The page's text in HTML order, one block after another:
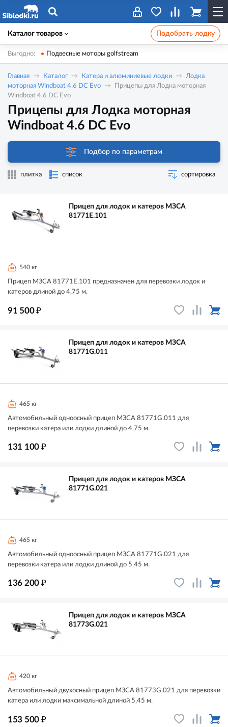
Каталог товаров Подобрать лодку
Выгодно: Подвесные моторы golfstream
Главная Каталог Катера и алюминиевые лодки
Лодка
моторная Windboat 4.6 DC Evo
Прицепы для Лодка моторная
Windboat 4.6 DC Evo
Прицепы для Лодка моторная
Windboat 4.6 DC Evo
Подбор по параметрам
плитка список сортировка
Прицеп для лодок и катеров МЗСА
81771E.101
540 кг
Прицеп МЗСА 81771E.101 предназначен для перевозки лодок и
катеров длиной до 4,75 м.
91 500₽
Прицеп для лодок и катеров МЗСА
81771G.011
465 кг
Автомобильный одноосный прицеп МЗСА 81771G.011 для
перевозки катера или лодки длиной до 4,75 м.
131 100 ₽
Прицеп для лодок и катеров МЗСА
81771G.021
465 кг
Автомобильный одноосный прицеп МЗСА 81771G.021 для
перевозки катера или лодки длиной до 5,45 м.
136 200 ₽
Прицеп для лодок и катеров МЗСА
81773G.021
420 кг
Автомобильный двухосный прицеп МЗСА 81773G.021 для перевозки
катера или лодки максимальной длиной 5,45 м.
153 500 ₽